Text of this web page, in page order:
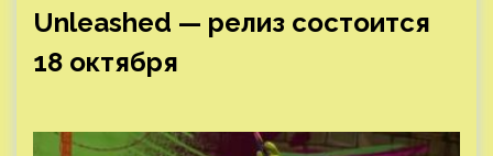
Unleashed — релиз состоится
18 октября